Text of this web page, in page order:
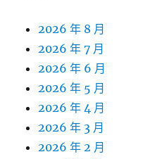
2026 年 8 月
2026 年 7 月
2026 年 6 月
2026 年 5 月
2026 年 4 月
2026 年 3 月
2026 年 2 月